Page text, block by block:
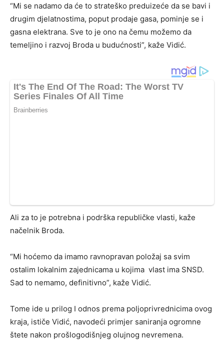
“Mi se nadamo da će to strateško preduizeće da se bavi i
drugim djelatnostima, poput prodaje gasa, pominje se i
gasna elektrana. Sve to je ono na čemu možemo da
temeljino i razvoj Broda u budućnosti”, kaže Vidić.
Ali za to je potrebna i podrška republičke vlasti, kaže
načelnik Broda.
“Mi hoćemo da imamo ravnopravan položaj sa svim
ostalim lokalnim zajednicama u kojima vlast ima SNSD.
Sad to nemamo, definitivno”, kaže Vidić.
Tome ide u prilog I odnos prema poljoprivrednicima ovog
kraja, ističe Vidić, navodeći primjer saniranja ogromne
štete nakon prošlogodišnjeg olujnog nevremena.